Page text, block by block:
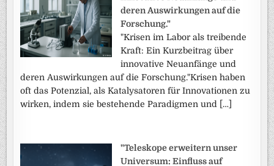
deren Auswirkungen auf die
Forschung."
"Krisen im Labor als treibende
Kraft: Ein Kurzbeitrag über
innovative Neuanfänge und
deren Auswirkungen auf die Forschung."Krisen haben
oft das Potenzial, als Katalysatoren für Innovationen zu
wirken, indem sie bestehende Paradigmen und […]
"Teleskope erweitern unser
Universum: Einfluss auf